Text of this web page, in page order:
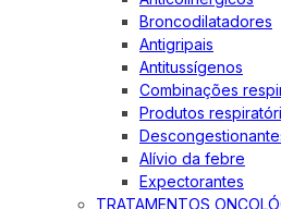
Broncodilatadores
Antigripais
Antitussígenos
Combinações
Produtos
Alívio da febre
Expectorantes
TRATAMENTOS